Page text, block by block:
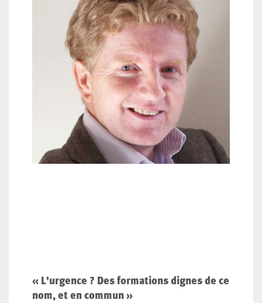
« L’urgence ? Des formations dignes de ce
nom, et en commun »